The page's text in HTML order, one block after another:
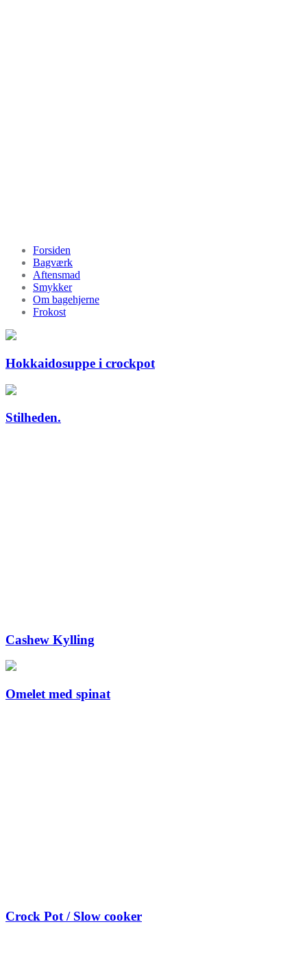
Forsiden
Bagværk
Aftensmad
Smykker
Om bagehjerne
Frokost
Hokkaidosuppe i crockpot
Stilheden.
Cashew Kylling
Omelet med spinat
Crock Pot / Slow cooker